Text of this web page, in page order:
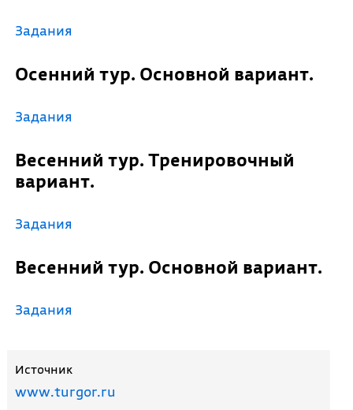
Задания
Осенний тур. Основной вариант.
Задания
Весенний тур. Тренировочный
вариант.
Задания
Весенний тур. Основной вариант.
Задания
Источник
www.turgor.ru